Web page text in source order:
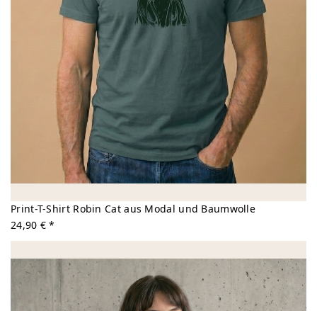
Print-T-Shirt Robin Cat aus Modal und Baumwolle
24,90 € *